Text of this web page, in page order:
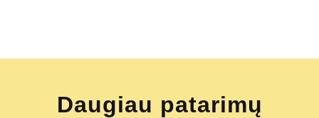
Daugiau patarimų